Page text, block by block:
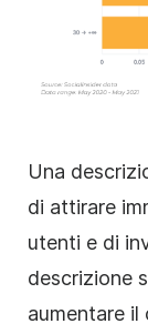
Una
di attirare
utenti e di
descrizione
aumentare il